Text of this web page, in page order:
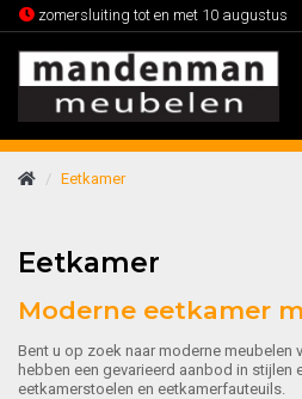
zomersluiting tot en met 10 augustus
Eetkamer
Eetkamer
Moderne eetkamer
Bent u op zoek naar moderne meubelen
hebben een gevarieerd aanbod in stijlen
eetkamerstoelen en eetkamerfauteuils.